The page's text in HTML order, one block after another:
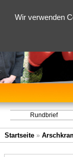
Wir verwenden
Rundbrief
Startseite »